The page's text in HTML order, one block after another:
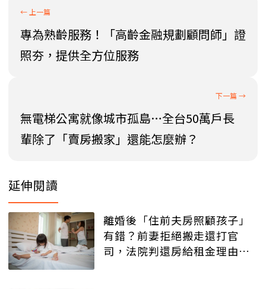
專為熟齡服務！「高齡金融規劃顧問師」證
照夯，提供全方位服務
無電梯公寓就像城市孤島…全台50萬戶長
輩除了「賣房搬家」還能怎麼辦？
延伸閱讀
離婚後「住前夫房照顧孩子」
有錯？前妻拒絕搬走還打官
司，法院判還房給租金理由曝